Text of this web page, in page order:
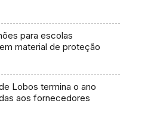
para escolas
material de proteção
Lobos termina o ano
aos fornecedores